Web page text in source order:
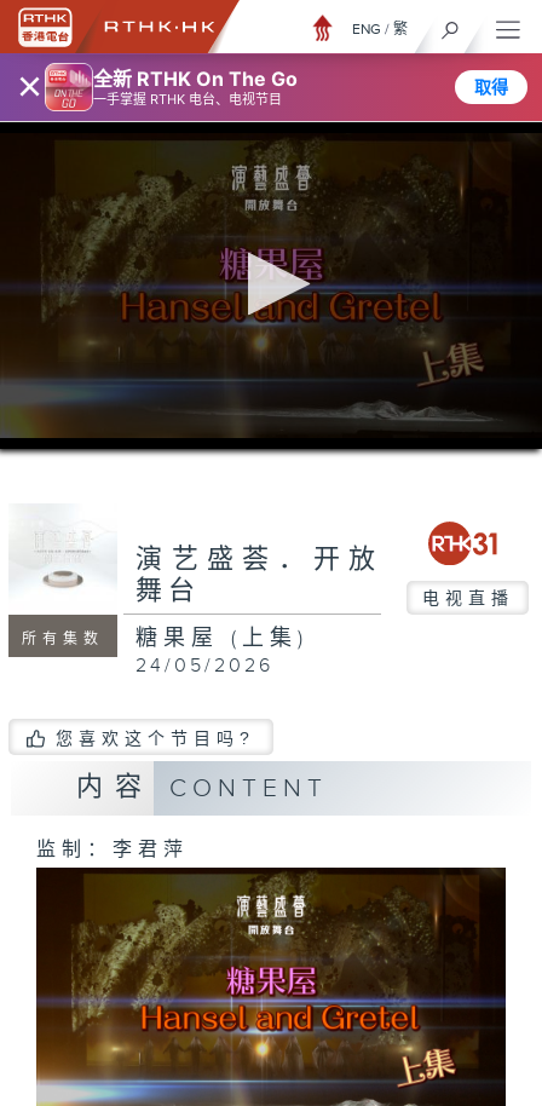
× 全新 RTHK On The Go
一手掌握 RTHK 电台、电视节目
取得
ENG / 繁
0
seconds
seconds
所有集数
演艺盛荟．开放
舞台
电视直播
糖果屋 (上集)
24/05/2026
您喜欢这个节目吗?
内容 CONTENT
监制：李君萍